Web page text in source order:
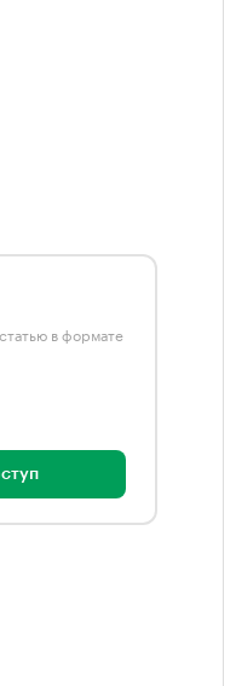
в формате